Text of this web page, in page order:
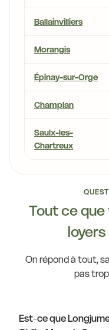
Ballainvilliers
Morangis
Épinay-sur-Orge
Champlan
Saulx-les-
Chartreux
Tout ce que
On répond à tout,
pas
Est-ce que